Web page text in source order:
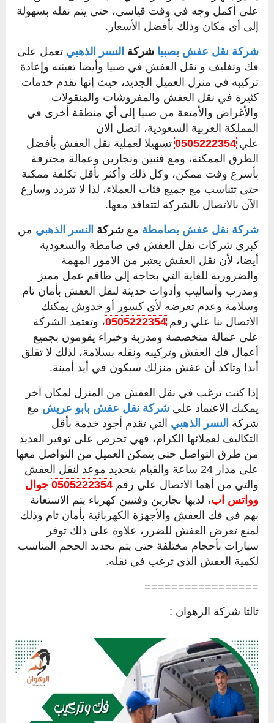
على أكمل وجه في وقت قياسي، حتى يتم نقله بسهولة
إلى أي مكان وذلك بأفضل الأسعار.
شركة نقل عفش بصبيا شركة النسر الذهبي تعمل على
فك وتغليف و نقل العفش في صبيا وأيضا تعبئته وإعادة
تركيبه في منزل العميل الجديد، حيث إنها تقدم خدمات
كثيرة في نقل العفش والمفروشات والمنقولات
والأغراض والأمتعة من صبيا إلى أي منطقة أخرى في
المملكة العربية السعودية، اتصل الان
علي0505222354تسهيلا لعملية نقل العفش بأفضل
الطرق الممكنة، ومع فنيين ونجارين وعمالة محترفة
بأسرع وقت ممكن، وكل ذلك وأكثر بأقل تكلفة ممكنة
حتى تتناسب مع جميع فئات العملاء، لذا لا تتردد وسارع
الآن بالاتصال بالشركة لتتعاقد معها.
شركة نقل عفش بصامطة مع شركة النسر الذهبي من
كبرى شركات نقل العفش في صامطة والسعودية
أيضا، لأن نقل العفش يعتبر من الامور المهمة
والضرورية للغاية التي بحاجة إلى طاقم عمل مميز
ومدرب وأساليب وأدوات حديثة لنقل العفش بأمان تام
وسلامة وعدم تعرضه لأي كسور أو خدوش يمكنك
الاتصال بنا علي رقم0505222354، وتعتمد الشركة
على عمالة متخصصة ومدربة وخبراء يقومون بجميع
أعمال فك العفش وتركيبه ونقله بسلامة، لذلك لا تقلق
أبدا وتاكد أن عفش منزلك سيكون في أيد أمينة.
إذا كنت ترغب في نقل العفش من المنزل لمكان آخر
يمكنك الاعتماد على شركة نقل عفش بابو عريش مع
شركة النسر الذهبي التي تقدم أجود خدمة بأقل
التكاليف لعملائها الكرام، فهي تحرص على توفير العديد
من طرق التواصل حتى يتمكن العميل من التواصل معها
على مدار 24 ساعة والقيام بتحديد موعد لنقل العفش
والتي من أهما الاتصال علي رقم0505222354جوال
وواتس اب، لديها نجارين وفنيين كهرباء يتم الاستعانة
بهم في فك العفش والأجهزة الكهربائية بأمان تام وذلك
لمنع تعرض العفش للضرر، علاوة على ذلك توفر
سيارات بأحجام مختلفة حتى يتم تحديد الحجم المناسب
لكمية العفش الذي ترغب في نقله.
=================
ثالثا شركة الرهوان :